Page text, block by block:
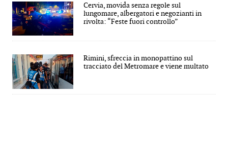
Cervia, movida senza regole sul
lungomare, albergatori e negozianti in
rivolta: “Feste fuori controllo”
Rimini, sfreccia in monopattino sul
tracciato del Metromare e viene multato